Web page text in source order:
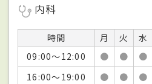
内科
時間 月 火 水
09:00～12:00
● ● ●
16:00～19:00
● ● ●